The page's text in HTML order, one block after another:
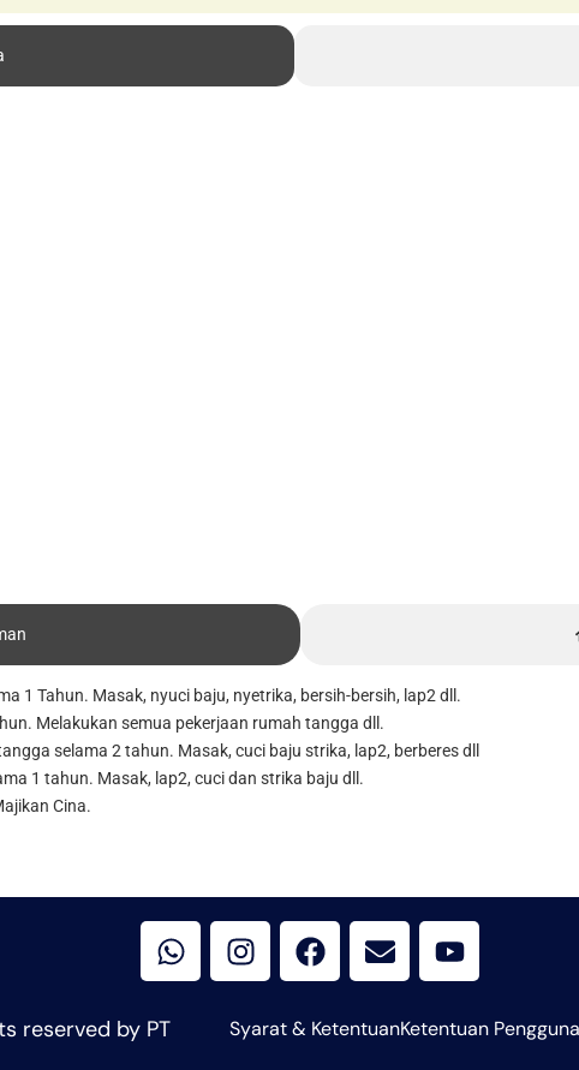
1 Tahun. Masak, nyuci baju, nyetrika, bersih-bersih, lap2 dll.
Melakukan semua pekerjaan rumah tangga dll.
selama 2 tahun. Masak, cuci baju strika, lap2, berberes dll
1 tahun. Masak, lap2, cuci dan strika baju dll.
Cina.
h
a
s
n
s
a
a
c
b
n
v
l
o
u
u
reserved by PT
Syarat & KetentuanKetentuan